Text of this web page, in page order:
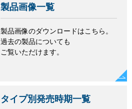
製品画像一覧
製品画像のダウンロードはこちら。
過去の製品についても
ご覧いただけます。
タイプ別発売時期一覧